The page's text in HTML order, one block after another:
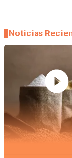
Noticias